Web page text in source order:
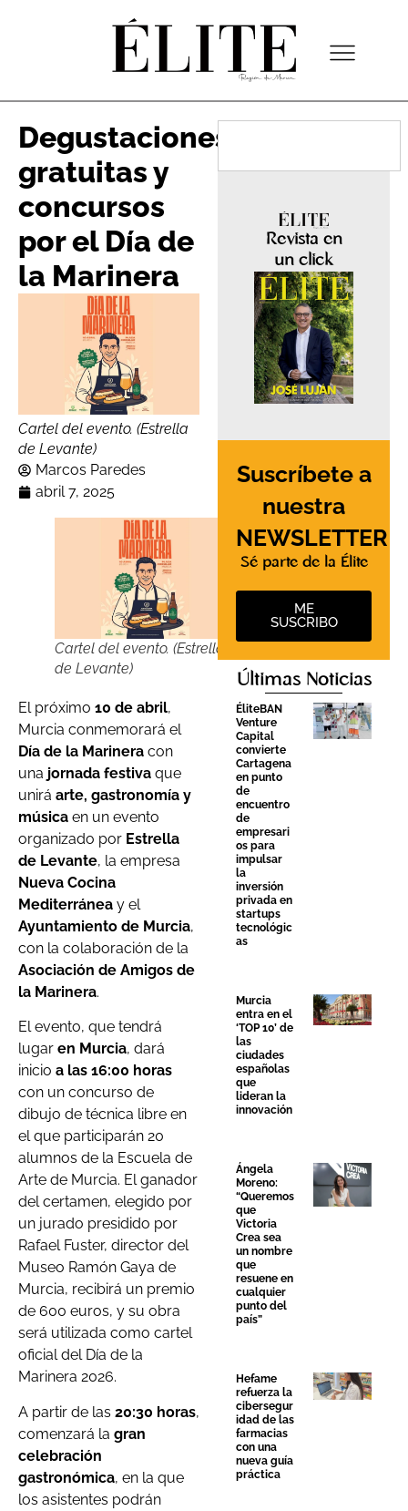
Degustaciones
gratuitas y
concursos
por el Día de
la Marinera
Cartel del evento. (Estrella
de Levante)
Marcos Paredes
abril 7, 2025
Cartel del evento. (Estrella
de Levante)
El próximo 10 de abril,
Murcia conmemorará el
Día de la Marinera con
una jornada festiva que
unirá arte, gastronomía y
música en un evento
organizado por Estrella
de Levante, la empresa
Nueva Cocina
Mediterránea y el
Ayuntamiento de Murcia,
con la colaboración de la
Asociación de Amigos de
la Marinera.
El evento, que tendrá
lugar en Murcia, dará
inicio a las 16:00 horas
con un concurso de
dibujo de técnica libre en
el que participarán 20
alumnos de la Escuela de
Arte de Murcia. El ganador
del certamen, elegido por
un jurado presidido por
Rafael Fuster, director del
Museo Ramón Gaya de
Murcia, recibirá un premio
de 600 euros, y su obra
será utilizada como cartel
oficial del Día de la
Marinera 2026.
A partir de las 20:30 horas,
comenzará la gran
celebración
gastronómica, en la que
los asistentes podrán
Revista en
un click
Suscríbete a
nuestra
NEWSLETTER
Sé parte de la Élite
ME
SUSCRIBO
Últimas Noticias
ÉliteBAN
Venture
Capital
convierte
Cartagena
en punto
de
encuentro
de
empresari
os para
impulsar
la
inversión
privada en
startups
tecnológic
as
Murcia
entra en el
‘TOP 10’ de
las
ciudades
españolas
que
lideran la
innovación
Ángela
Moreno:
“Queremos
que
Victoria
Crea sea
un nombre
que
resuene en
cualquier
punto del
país”
Hefame
refuerza la
cibersegur
idad de las
farmacias
con una
nueva guía
práctica